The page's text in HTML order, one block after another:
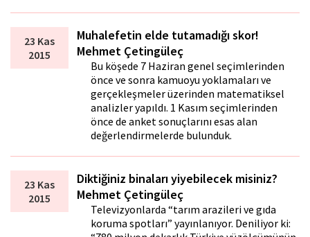
23 Kas
2015
Muhalefetin elde tutamadığı skor!
Mehmet Çetingüleç
Bu köşede 7 Haziran genel seçimlerinden
önce ve sonra kamuoyu yoklamaları ve
gerçekleşmeler üzerinden matematiksel
analizler yapıldı. 1 Kasım seçimlerinden
önce de anket sonuçlarını esas alan
değerlendirmelerde bulunduk.
23 Kas
2015
Diktiğiniz binaları yiyebilecek misiniz?
Mehmet Çetingüleç
Televizyonlarda “tarım arazileri ve gıda
koruma spotları” yayınlanıyor. Deniliyor ki: